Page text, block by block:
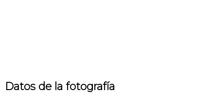
Datos de la fotografía